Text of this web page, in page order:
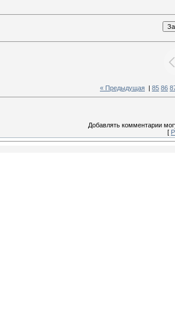
« Предыдущая 85 86
Добавлять комментарии
[